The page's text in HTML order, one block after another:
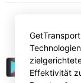
EUR
Effektivität